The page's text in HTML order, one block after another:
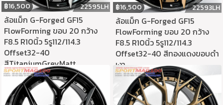
฿16,500 22595LH
ล้อแม็ก G-Forged GF15
FlowForming ขอบ 20 กว้าง
F8.5 R10นิ้ว 5รู112/114.3
Offset32-40
สีTitaniumGreyMatt
฿16,500 22593LH
ล้อแม็ก G-Forged GF15
FlowForming ขอบ 20 กว้าง
F8.5 R10นิ้ว 5รู112/114.3
Offset32-40 สีทองแดงขอบดำ
เงา